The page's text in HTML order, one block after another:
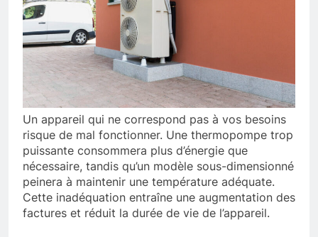
Un appareil qui ne correspond pas à vos besoins
risque de mal fonctionner. Une thermopompe trop
puissante consommera plus d’énergie que
nécessaire, tandis qu’un modèle sous-dimensionné
peinera à maintenir une température adéquate.
Cette inadéquation entraîne une augmentation des
factures et réduit la durée de vie de l’appareil.